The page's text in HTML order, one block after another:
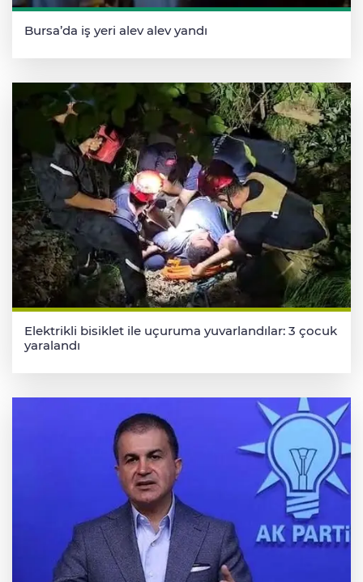
Bursa’da iş yeri alev alev yandı
Elektrikli bisiklet ile uçuruma yuvarlandılar: 3 çocuk
yaralandı